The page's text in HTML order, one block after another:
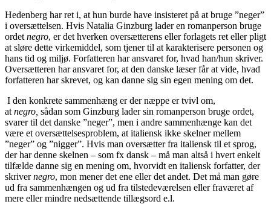
Hedenberg har ret i, at hun burde have insisteret på at bruge ”neger”
i oversættelsen. Hvis Natalia Ginzburg lader en romanperson bruge
ordet negro, er det hverken oversætterens eller forlagets ret eller pligt
at sløre dette virkemiddel, som tjener til at karakterisere personen og
hans tid og miljø. Forfatteren har ansvaret for, hvad han/hun skriver.
Oversætteren har ansvaret for, at den danske læser får at vide, hvad
forfatteren har skrevet, og kan danne sig sin egen mening om det.
I den konkrete sammenhæng er der næppe er tvivl om,
at negro, sådan som Ginzburg lader sin romanperson bruge ordet,
svarer til det danske ”neger”, men i andre sammenhænge kan det
være et oversættelsesproblem, at italiensk ikke skelner mellem
”neger” og ”nigger”. Hvis man oversætter fra italiensk til et sprog,
der har denne skelnen – som fx dansk – må man altså i hvert enkelt
tilfælde danne sig en mening om, hvorvidt en italiensk forfatter, der
skrivernegro, mon mener det ene eller det andet. Det må man gøre
ud fra sammenhængen og ud fra tilstedeværelsen eller fraværet af
mere eller mindre nedsættende tillægsord e.l.